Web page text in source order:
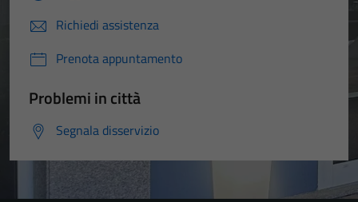
Richiedi assistenza
Prenota appuntamento
Problemi in città
Segnala disservizio